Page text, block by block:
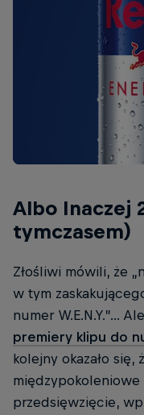
Albo Inaczej
tymczasem)
Złośliwi mówili, że
w tym
numer W.E.N.Y.”...
premiery klipu do
kolejny okazało
przedsięwzięcie,